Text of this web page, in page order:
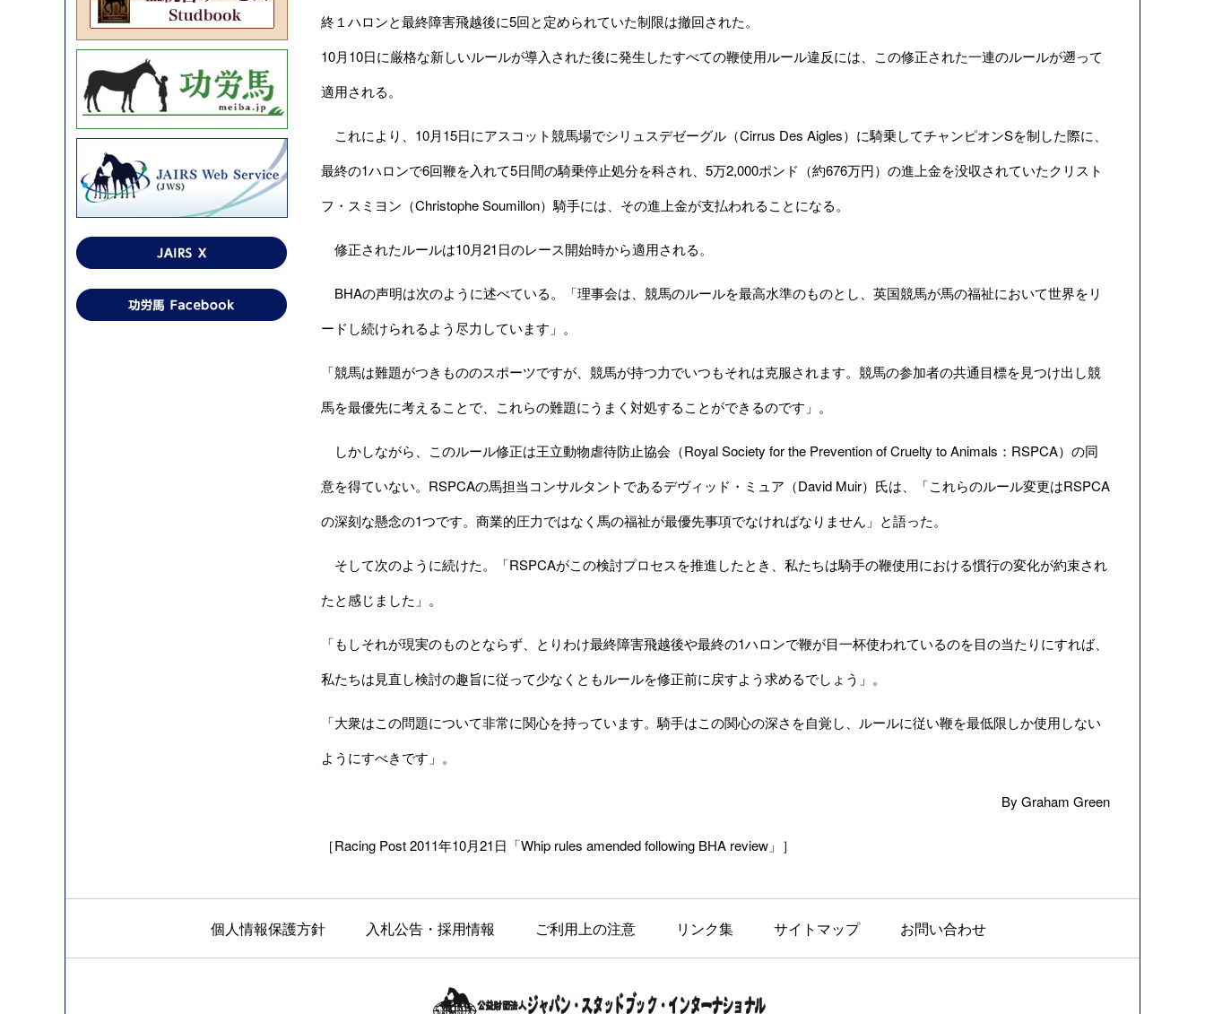
終１ハロンと最終障害飛越後に5回と定められていた制限は撤回された。
10月10日に厳格な新しいルールが導入された後に発生したすべての鞭使用ルール違反には、この修正された一連のルールが遡って
適用される。
これにより、10月15日にアスコット競馬場でシリュスデゼーグル（Cirrus Des Aigles）に騎乗してチャンピオンSを制した際に、
最終の1ハロンで6回鞭を入れて5日間の騎乗停止処分を科され、5万2,000ポンド（約676万円）の進上金を没収されていたクリスト
フ・スミヨン（Christophe Soumillon）騎手には、その進上金が支払われることになる。
修正されたルールは10月21日のレース開始時から適用される。
BHAの声明は次のように述べている。「理事会は、競馬のルールを最高水準のものとし、英国競馬が馬の福祉において世界をリ
ードし続けられるよう尽力しています」。
「競馬は難題がつきもののスポーツですが、競馬が持つ力でいつもそれは克服されます。競馬の参加者の共通目標を見つけ出し競
馬を最優先に考えることで、これらの難題にうまく対処することができるのです」。
しかしながら、このルール修正は王立動物虐待防止協会（Royal Society for the Prevention of Cruelty to Animals：RSPCA）の同
意を得ていない。RSPCAの馬担当コンサルタントであるデヴィッド・ミュア（David Muir）氏は、「これらのルール変更はRSPCA
の深刻な懸念の1つです。商業的圧力ではなく馬の福祉が最優先事項でなければなりません」と語った。
そして次のように続けた。「RSPCAがこの検討プロセスを推進したとき、私たちは騎手の鞭使用における慣行の変化が約束され
たと感じました」。
「もしそれが現実のものとならず、とりわけ最終障害飛越後や最終の1ハロンで鞭が目一杯使われているのを目の当たりにすれば、
私たちは見直し検討の趣旨に従って少なくともルールを修正前に戻すよう求めるでしょう」。
「大衆はこの問題について非常に関心を持っています。騎手はこの関心の深さを自覚し、ルールに従い鞭を最低限しか使用しない
ようにすべきです」。
By Graham Green
［Racing Post 2011年10月21日「Whip rules amended following BHA review」］
個人情報保護方針 入札公告・採用情報 ご利用上の注意 リンク集 サイトマップ お問い合わせ